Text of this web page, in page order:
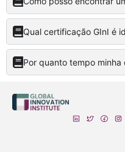
Qual certificação GInI é
Por quanto tempo